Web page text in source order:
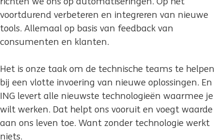
voortdurend verbeteren en integreren van nieuwe
tools. Allemaal op basis van feedback van
consumenten en klanten.
Het is onze taak om de technische teams te helpen
bij een vlotte invoering van nieuwe oplossingen. En
ING levert alle nieuwste technologieën waarmee je
wilt werken. Dat helpt ons vooruit en voegt waarde
aan ons leven toe. Want zonder technologie werkt
niets.